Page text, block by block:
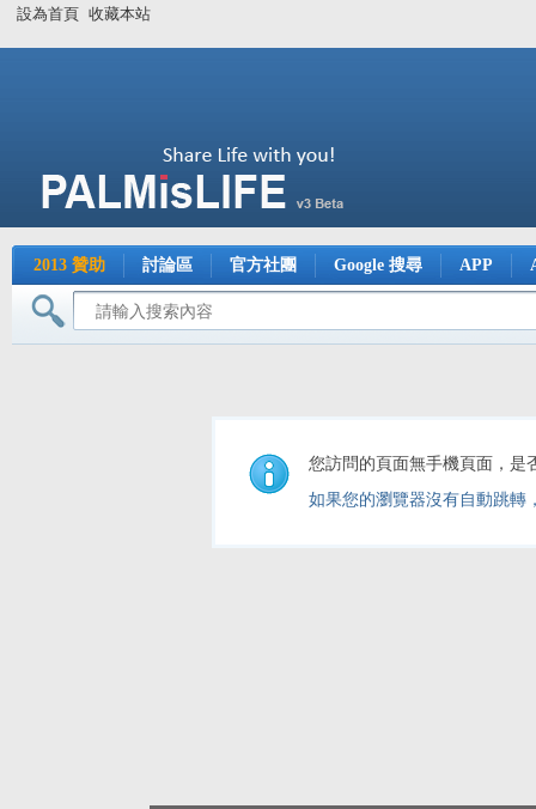
設為首頁 收藏本站
2013 贊助 討論區 官方社團 Google 搜尋 APP
您訪問的頁面無手機頁面，是
如果您的瀏覽器沒有自動跳轉